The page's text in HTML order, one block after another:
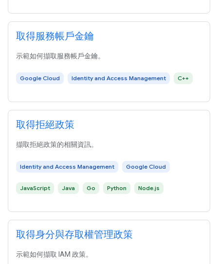
取得服務帳戶金鑰
示範如何擷取服務帳戶金鑰。
Google Cloud Identity and Access Management C++
取得拒絕政策
擷取拒絕政策的相關資訊。
Identity and Access Management Google Cloud
JavaScript Java Go Python Node.js
取得身分與存取權管理政策
示範如何擷取 IAM 政策。